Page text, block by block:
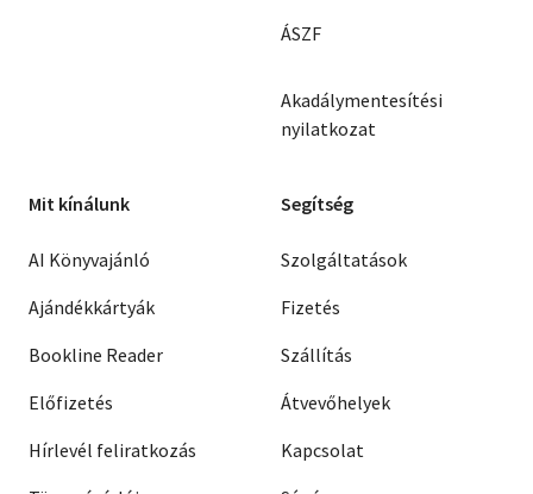
ÁSZF
Akadálymentesítési
nyilatkozat
Mit kínálunk
AI Könyvajánló
Ajándékkártyák
Bookline Reader
Előfizetés
Hírlevél feliratkozás
Segítség
Szolgáltatások
Fizetés
Szállítás
Átvevőhelyek
Kapcsolat